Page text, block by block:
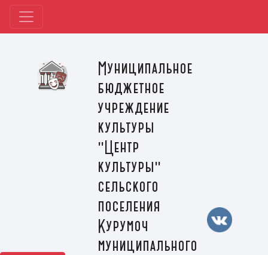
Муниципальное
бюджетное
учреждение
культуры
"Центр
культуры"
сельского
поселения
Курумоч
муниципального